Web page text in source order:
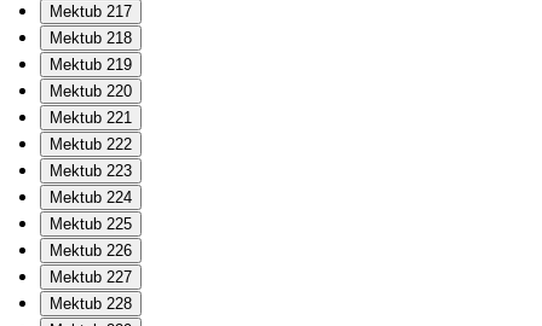
Mektub 217
Mektub 218
Mektub 219
Mektub 220
Mektub 221
Mektub 222
Mektub 223
Mektub 224
Mektub 225
Mektub 226
Mektub 227
Mektub 228